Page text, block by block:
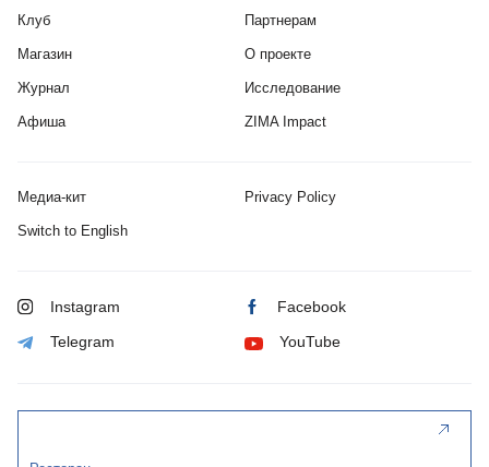
Клуб
Магазин
Журнал
Афиша
Партнерам
О проекте
Исследование
ZIMA Impact
Медиа-кит Privacy Policy
Switch to English
Instagram Facebook
Telegram YouTube